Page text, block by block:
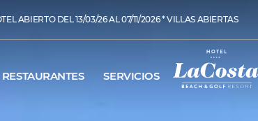
ABIERTO DEL 13/03/26 AL 07/11/2026 * VILLAS ABIERTAS
RESTAURANTES SERVICIOS